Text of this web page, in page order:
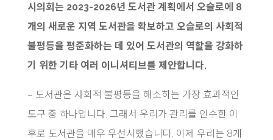
시의회는 2023-2026년 도서관 계획에서 오슬로에 8
개의 새로운 지역 도서관을 확보하고 오슬로의 사회적
불평등을 평준화하는 데 있어 도서관의 역할을 강화하
기 위한 기타 여러 이니셔티브를 제안합니다.
– 도서관은 사회적 불평등을 해소하는 가장 효과적인
도구 중 하나입니다. 그래서 우리가 관리를 인수한 이
후로 도서관을 매우 우선시했습니다. 이제 우리는 8개